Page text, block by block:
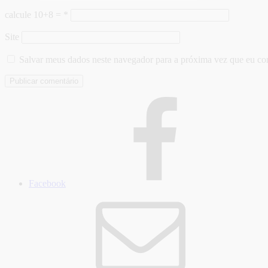
calcule 10+8 =
Site
Salvar meus dados neste navegador para a próxima vez que eu
Facebook